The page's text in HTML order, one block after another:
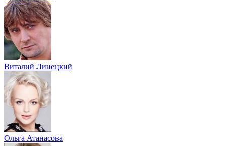
Виталий Линецкий
Ольга Атанасова